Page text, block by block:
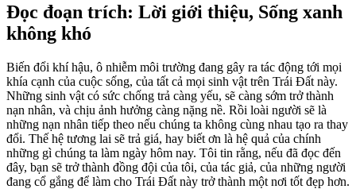
Đọc đoạn trích: Lời giới thiệu, Sống xanh
không khó
Biến đổi khí hậu, ô nhiễm môi trường đang gây ra tác động tới mọi
khía cạnh của cuộc sống, của tất cả mọi sinh vật trên Trái Đất này.
Những sinh vật có sức chống trả càng yếu, sẽ càng sớm trở thành
nạn nhân, và chịu ảnh hưởng càng nặng nề. Rồi loài người sẽ là
những nạn nhân tiếp theo nếu chúng ta không cùng nhau tạo ra thay
đổi. Thế hệ tương lai sẽ trả giá, hay biết ơn là hệ quả của chính
những gì chúng ta làm ngày hôm nay. Tôi tin rằng, nếu đã đọc đến
đây, bạn sẽ trở thành đồng đội của tôi, của tác giả, của những người
đang cổ gắng để làm cho Trái Đất này trở thành một nơi tốt đẹp hơn.